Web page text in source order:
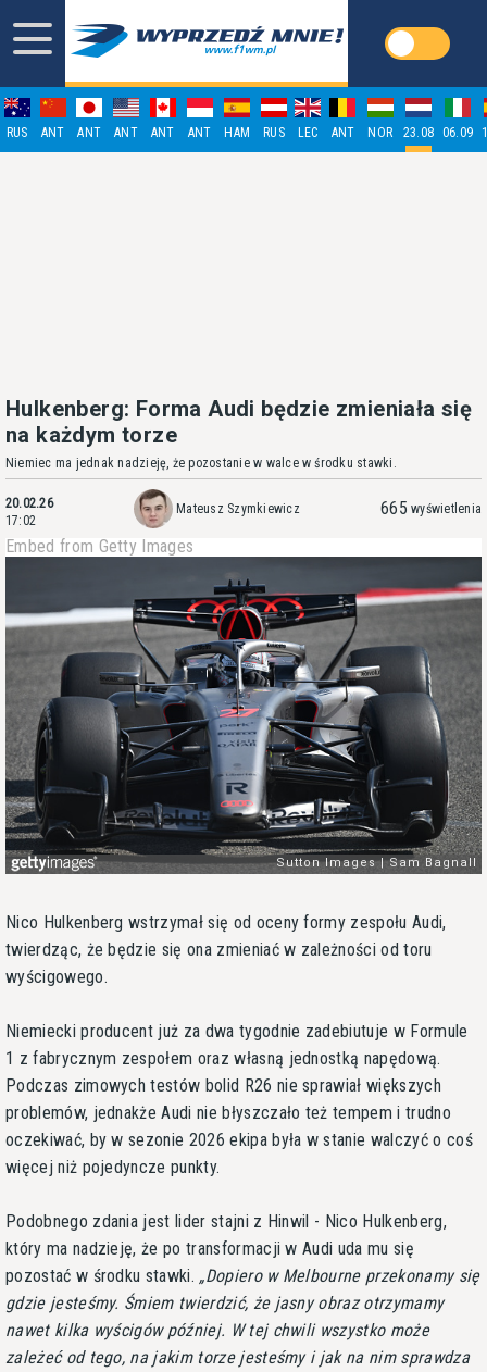
RUS ANT ANT ANT ANT ANT HAM RUS LEC ANT NOR 23.08 06.09
Hulkenberg: Forma Audi będzie zmieniała się
na każdym torze
Niemiec ma jednak nadzieję, że pozostanie w walce w środku stawki.
20.02.26
17:02
Mateusz Szymkiewicz 665 wyświetlenia
Embed from Getty Images
Nico Hulkenberg wstrzymał się od oceny formy zespołu Audi,
twierdząc, że będzie się ona zmieniać w zależności od toru
wyścigowego.
Niemiecki producent już za dwa tygodnie zadebiutuje w Formule
1 z fabrycznym zespołem oraz własną jednostką napędową.
Podczas zimowych testów bolid R26 nie sprawiał większych
problemów, jednakże Audi nie błyszczało też tempem i trudno
oczekiwać, by w sezonie 2026 ekipa była w stanie walczyć o coś
więcej niż pojedyncze punkty.
Podobnego zdania jest lider stajni z Hinwil - Nico Hulkenberg,
który ma nadzieję, że po transformacji w Audi uda mu się
pozostać w środku stawki.
Dopiero w Melbourne przekonamy się
gdzie jesteśmy. Śmiem twierdzić, że jasny obraz otrzymamy
nawet kilka wyścigów później. W tej chwili wszystko może
zależeć od tego, na jakim torze jesteśmy i jak na nim sprawdza